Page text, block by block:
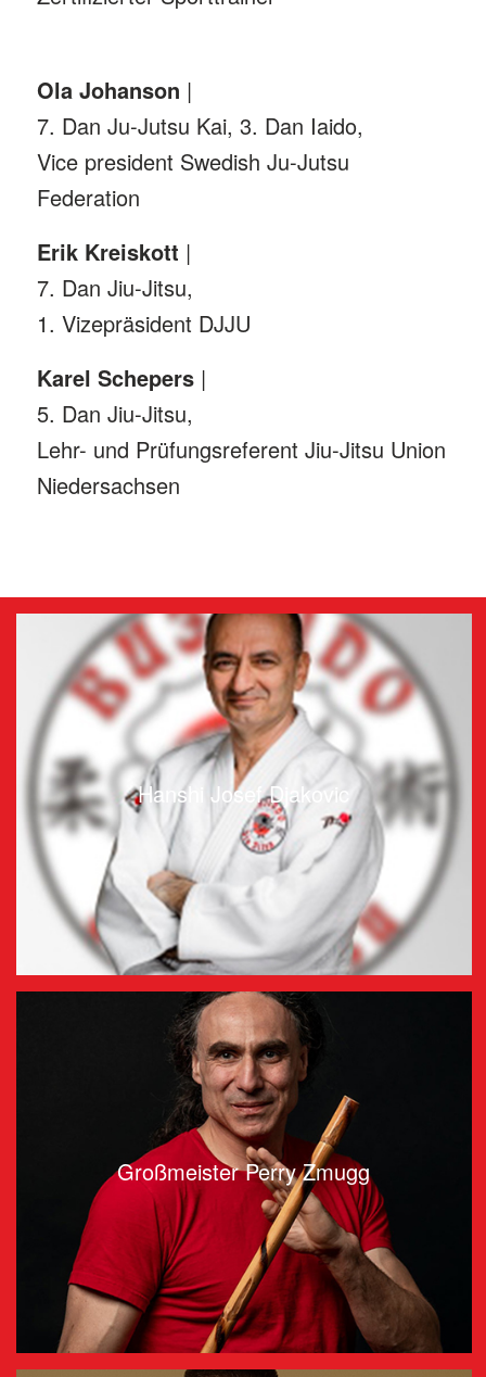
Ola Johanson |
7. Dan Ju-Jutsu Kai, 3. Dan Iaido,
Vice president Swedish Ju-Jutsu
Federation
Erik Kreiskott |
7. Dan Jiu-Jitsu,
1. Vizepräsident DJJU
Karel Schepers|
5. Dan Jiu-Jitsu,
Lehr- und Prüfungsreferent Jiu-Jitsu Union
Niedersachsen
Hanshi Josef Djakovic
Großmeister Perry Zmugg